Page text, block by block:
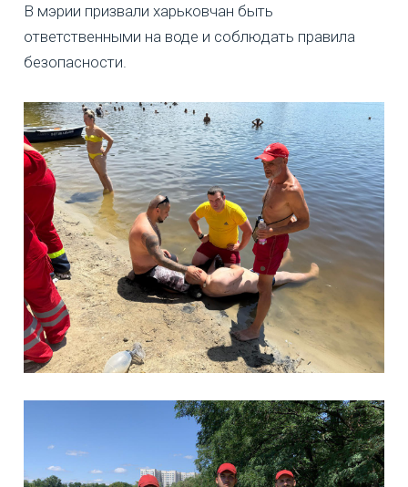
В мэрии призвали харьковчан быть
ответственными на воде и соблюдать правила
безопасности.